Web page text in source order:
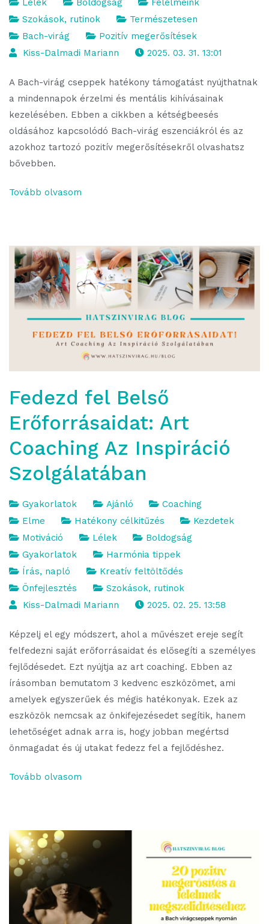
Szokások, rutinok
Természetesen
Bach-virág
Pozitív megerősítések
Kiss-Dalmadi Mariann
2025. 03. 31. 13:01
A Bach-virág cseppek hatékony támogatást nyújthatnak
a mindennapok érzelmi és mentális kihívásainak
kezelésében. Ebben a cikkben a kétségbeesés
oldásához kapcsolódó Bach-virág eszenciákról és az
azokhoz tartozó pozitív megerősítésekről olvashatsz
bővebben.
Tovább olvasom
Fedezd fel Belső
Erőforrásaidat: Art
Coaching Az Inspiráció
Szolgálatában
Gyakorlatok Ajánló
Coaching
Elme
Hatékony célkitűzés
Kezdetek
Motiváció
Lélek
Boldogság
Gyakorlatok
Harmónia tippek
Írás, napló
Kreatív feltöltődés
Önfejlesztés
Szokások, rutinok
Kiss-Dalmadi Mariann
2025. 02. 25. 13:58
Képzelj el egy módszert, ahol a művészet ereje segít
felfedezni saját erőforrásaidat és elősegíti a személyes
fejlődésedet. Ezt nyújtja az art coaching. Ebben az
írásomban bemutatom 3 kedvenc eszközömet, ami
amelyek egyszerűek és mégis hatékonyak. Ezek az
eszközök nemcsak az önkifejezésedet segítik, hanem
lehetőséget adnak arra is, hogy jobban megértsd
önmagadat és új utakat fedezz fel a fejlődéshez.
Tovább olvasom